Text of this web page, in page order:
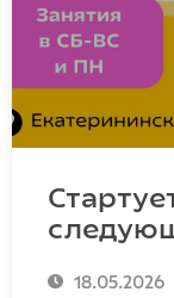
18.05.2026